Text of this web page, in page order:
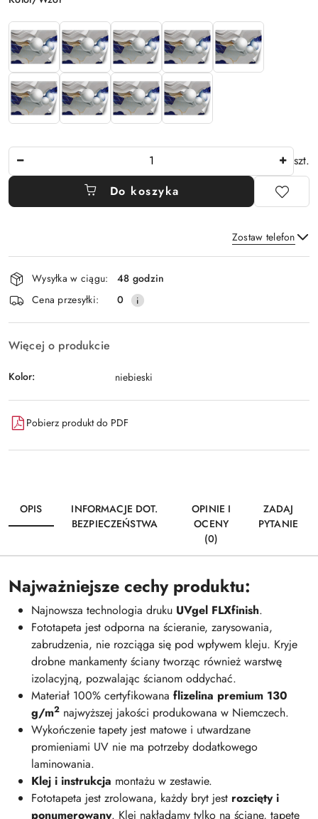
szt.
Do koszyka
Zostaw telefon
Wyślij
Dostępność
i
dostawa
Wysyłka w ciągu:
48 godzin
Cena przesyłki:
0
Więcej o produkcie
Kolor: niebieski
Pobierz produkt do PDF
OPIS
INFORMACJE DOT.
BEZPIECZEŃSTWA
OPINIE I
OCENY
(0)
ZADAJ
PYTANIE
Najważniejsze cechy produktu:
Najnowsza technologia druku UVgel FLXfinish.
Fototapeta jest odporna na ścieranie, zarysowania,
zabrudzenia, nie rozciąga się pod wpływem kleju. Kryje
drobne mankamenty ściany tworząc również warstwę
izolacyjną, pozwalając ścianom oddychać.
Materiał 100% certyfikowana flizelina premium 130
g/m2 najwyższej jakości produkowana w Niemczech.
Wykończenie tapety jest matowe i utwardzane
promieniami UV nie ma potrzeby dodatkowego
laminowania.
Klej i instrukcja montażu w zestawie.
Fototapeta jest zrolowana, każdy bryt jest rozcięty i
ponumerowany. Klej nakładamy tylko na ścianę, tapetę